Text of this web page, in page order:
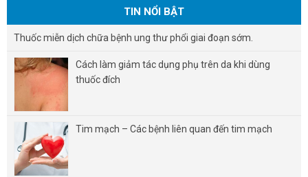
TIN NỔI BẬT
Thuốc miễn dịch chữa bệnh ung thư phổi giai đoạn sớm.
Cách làm giảm tác dụng phụ trên da khi dùng
thuốc đích
Tim mạch – Các bệnh liên quan đến tim mạch